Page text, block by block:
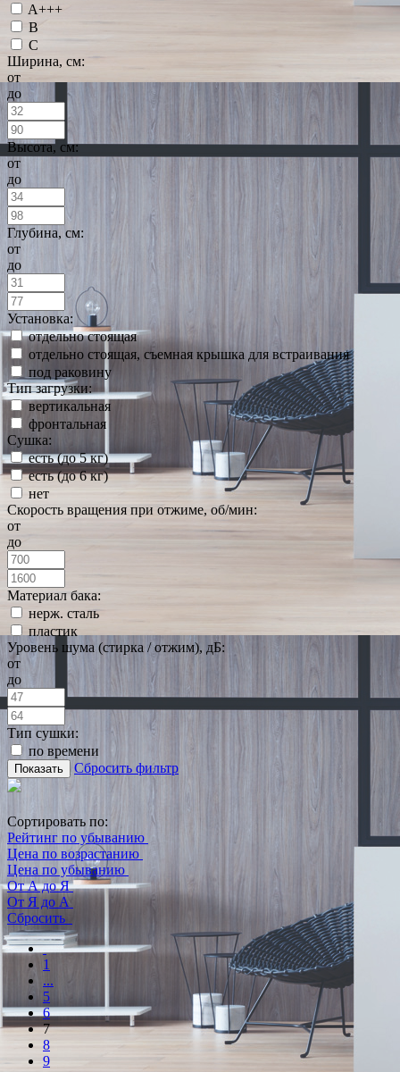
A+++
B
C
Ширина, см:
от
до
Высота, см:
от
до
Глубина, см:
от
до
Установка:
отдельно стоящая
отдельно стоящая, съемная крышка для встраивания
под раковину
Тип загрузки:
вертикальная
фронтальная
Сушка:
есть (до 5 кг)
есть (до 6 кг)
нет
Скорость вращения при отжиме, об/мин:
от
до
Материал бака:
нерж. сталь
пластик
Уровень шума (стирка / отжим), дБ:
от
до
Тип сушки:
по времени
Показать Сбросить фильтр
Сортировать по:
Рейтинг по убыванию
Цена по возрастанию
Цена по убыванию
От А до Я
От Я до А
Сбросить
1
...
5
6
7
8
9